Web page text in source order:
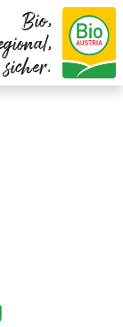
Bio,
sicher.